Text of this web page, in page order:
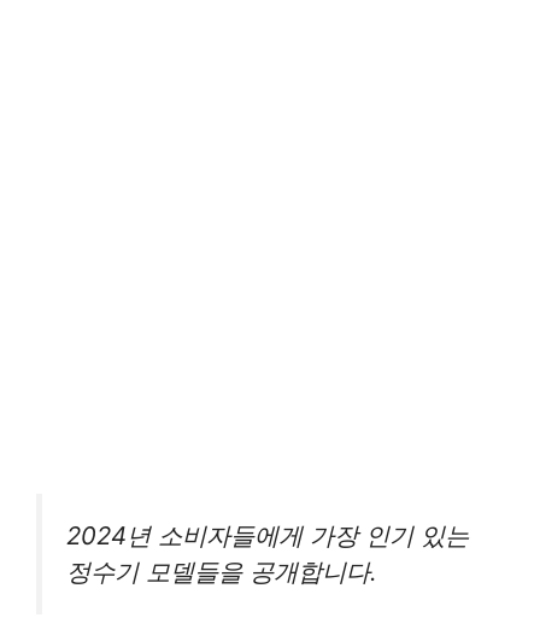
2024년 소비자들에게 가장 인기 있는
정수기 모델들을 공개합니다.